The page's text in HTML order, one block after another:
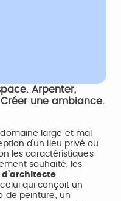
Arpenter,
une ambiance.
large et mal
d’un lieu privé ou
les caractéristiques
souhaité, les
d’architecte
qui conçoit un
de peinture, un